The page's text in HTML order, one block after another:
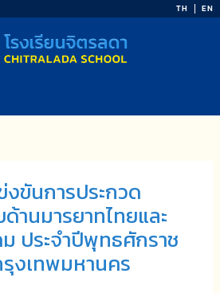
TH EN
ขันการประกวด
านมารยาทไทยและ
ประจำปีพุทธศักราช
งเทพมหานคร